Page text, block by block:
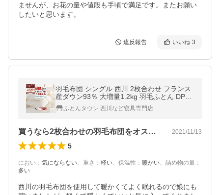
ませんが、お花の量や値段も手頃で満足です。またお願い
したいと思います。
違反報告 いいね 3
羽毛布団 シングル 西川 2枚合わせ フランス
産ダウン93％ 大増量1.2kg 羽毛ふとん DP41
0 コインランドリー対応 洗える 日本製 羽毛
回収対象 掛布団
ふとんタウン 西川など寝具専門店
買うなら2枚合わせの羽毛布団をオススメ！ 2021/11/13
5
におい ： 気にならない、 重さ ： 軽い、 保温性 ： 暖かい、 詰め物の量 ：
多い
西川の羽毛布団を使用して暖かくてよく眠れるので娘にも